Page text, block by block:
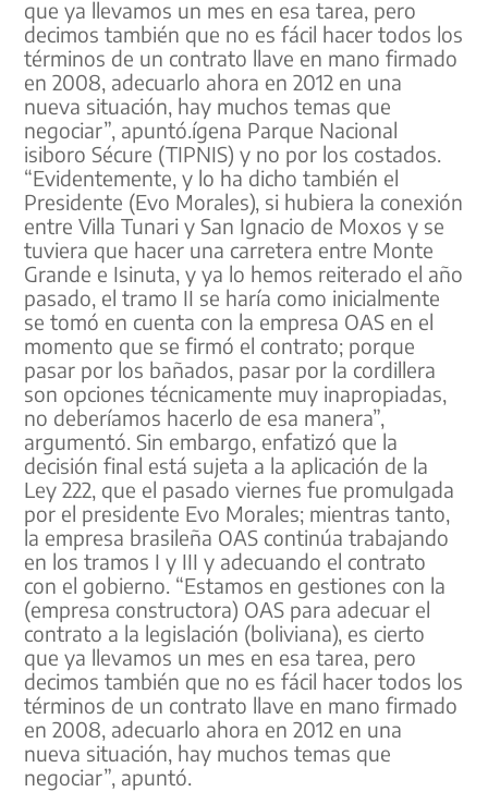
que ya llevamos un mes en esa tarea, pero
decimos también que no es fácil hacer todos los
términos de un contrato llave en mano firmado
en 2008, adecuarlo ahora en 2012 en una
nueva situación, hay muchos temas que
negociar”, apuntó.ígena Parque Nacional
isiboro Sécure (TIPNIS) y no por los costados.
“Evidentemente, y lo ha dicho también el
Presidente (Evo Morales), si hubiera la conexión
entre Villa Tunari y San Ignacio de Moxos y se
tuviera que hacer una carretera entre Monte
Grande e Isinuta, y ya lo hemos reiterado el año
pasado, el tramo II se haría como inicialmente
se tomó en cuenta con la empresa OAS en el
momento que se firmó el contrato; porque
pasar por los bañados, pasar por la cordillera
son opciones técnicamente muy inapropiadas,
no deberíamos hacerlo de esa manera”,
argumentó. Sin embargo, enfatizó que la
decisión final está sujeta a la aplicación de la
Ley 222, que el pasado viernes fue promulgada
por el presidente Evo Morales; mientras tanto,
la empresa brasileña OAS continúa trabajando
en los tramos I y III y adecuando el contrato
con el gobierno. “Estamos en gestiones con la
(empresa constructora) OAS para adecuar el
contrato a la legislación (boliviana), es cierto
que ya llevamos un mes en esa tarea, pero
decimos también que no es fácil hacer todos los
términos de un contrato llave en mano firmado
en 2008, adecuarlo ahora en 2012 en una
nueva situación, hay muchos temas que
negociar”, apuntó.